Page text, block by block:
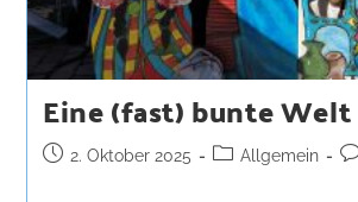
Eine (fast) bunte Welt
2. Oktober 2025 Allgemein